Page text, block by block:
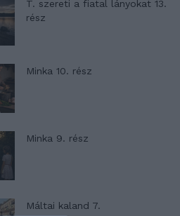
T. szereti a fiatal lányokat 13.
rész
Minka 10. rész
Minka 9. rész
Máltai kaland 7.